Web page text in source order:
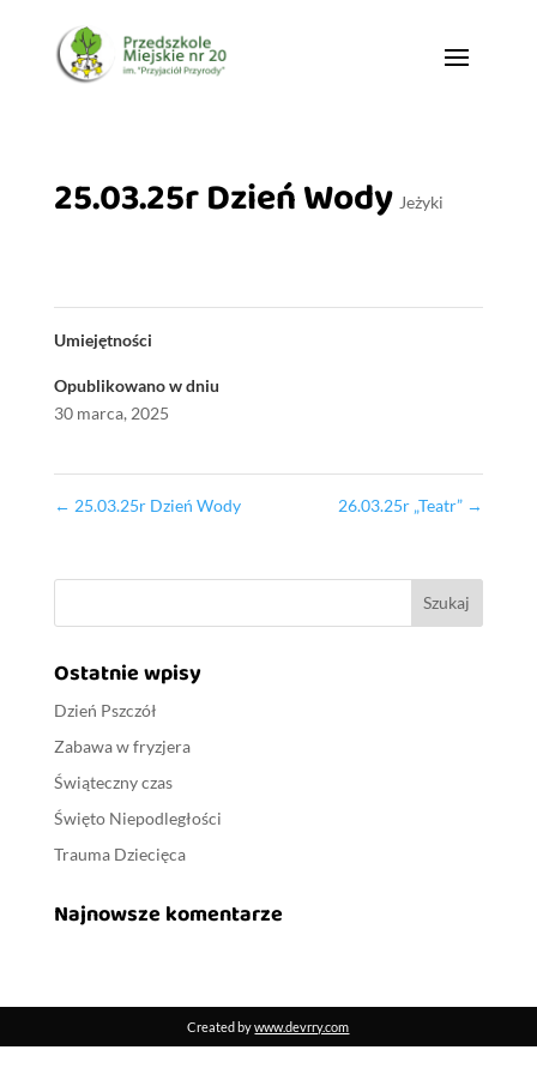
25.03.25r Dzień Wody Jeżyki
Umiejętności
Opublikowano w dniu
30 marca, 2025
← 25.03.25r Dzień Wody 26.03.25r „Teatr” →
Ostatnie wpisy
Dzień Pszczół
Zabawa w fryzjera
Świąteczny czas
Święto Niepodległości
Trauma Dziecięca
Najnowsze komentarze
Created bywww.devrry.com